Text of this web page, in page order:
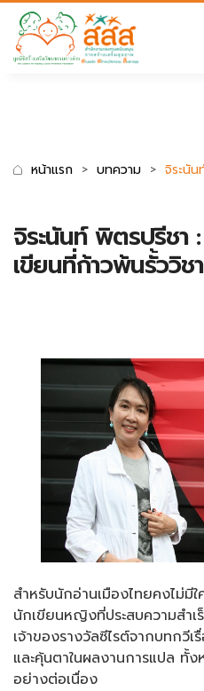
มาตรฐานการเข้าถึงเว็บ WCAG
หน้าแรก บทความ จิระนั
จิระนันท์ พิตรปรีชา
เขียนที่ก้าวพ้นรั้ววิช
สำหรับนักอ่านเมืองไทยคงไม่มี
นักเขียนหญิงที่ประสบความสำเ
เจ้าของรางวัลซีไรต์จากบทกวี
และคุ้นตาในผลงานการแปล ทั้
อย่างต่อเนื่อง